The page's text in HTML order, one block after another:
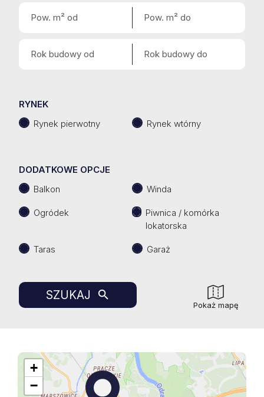
RYNEK
Rynek pierwotny
Rynek wtórny
DODATKOWE OPCJE
Balkon
Winda
Ogródek
Piwnica / komórka
lokatorska
Taras Garaż
SZUKAJ
Pokaż mapę
+
−